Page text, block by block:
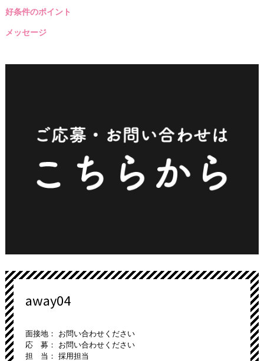
好条件のポイント
メッセージ
away04
面接地： お問い合わせください
応 募： お問い合わせください
担 当： 採用担当